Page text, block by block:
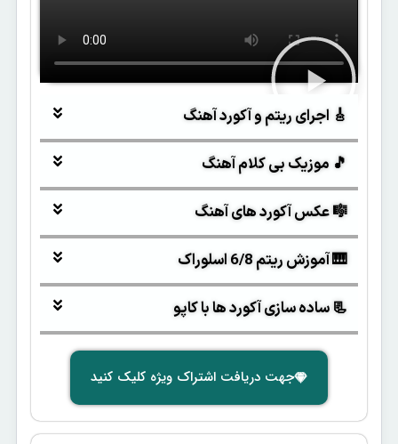
🎸 اجرای ریتم و آکورد آهنگ
🎵 موزیک بی کلام آهنگ
🎼 عکس آکورد های آهنگ
🎹 آموزش ریتم 6/8 اسلوراک
📃 ساده سازی آکورد ها با کاپو
جهت دریافت اشتراک ویژه کلیک کنید